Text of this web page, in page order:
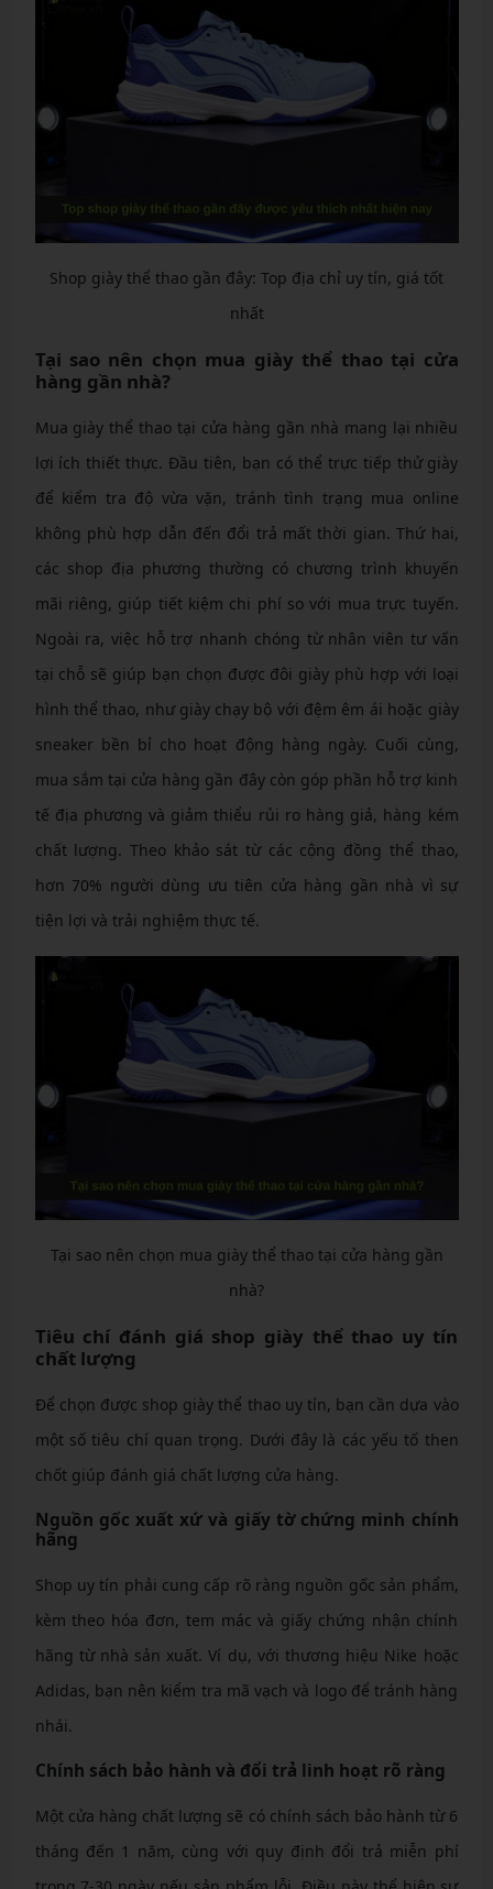
Shop giày thể thao gần đây: Top địa chỉ uy tín, giá tốt
nhất
Tại sao nên chọn mua giày thể thao tại cửa
hàng gần nhà?
Mua giày thể thao tại cửa hàng gần nhà mang lại nhiều
lợi ích thiết thực. Đầu tiên, bạn có thể trực tiếp thử giày
để kiểm tra độ vừa vặn, tránh tình trạng mua online
không phù hợp dẫn đến đổi trả mất thời gian. Thứ hai,
các shop địa phương thường có chương trình khuyến
mãi riêng, giúp tiết kiệm chi phí so với mua trực tuyến.
Ngoài ra, việc hỗ trợ nhanh chóng từ nhân viên tư vấn
tại chỗ sẽ giúp bạn chọn được đôi giày phù hợp với loại
hình thể thao, như giày chạy bộ với đệm êm ái hoặc giày
sneaker bền bỉ cho hoạt động hàng ngày. Cuối cùng,
mua sắm tại cửa hàng gần đây còn góp phần hỗ trợ kinh
tế địa phương và giảm thiểu rủi ro hàng giả, hàng kém
chất lượng. Theo khảo sát từ các cộng đồng thể thao,
hơn 70% người dùng ưu tiên cửa hàng gần nhà vì sự
tiện lợi và trải nghiệm thực tế.
Tại sao nên chọn mua giày thể thao tại cửa hàng gần
nhà?
Tiêu chí đánh giá shop giày thể thao uy tín
chất lượng
Để chọn được shop giày thể thao uy tín, bạn cần dựa vào
một số tiêu chí quan trọng. Dưới đây là các yếu tố then
chốt giúp đánh giá chất lượng cửa hàng.
Nguồn gốc xuất xứ và giấy tờ chứng minh chính
hãng
Shop uy tín phải cung cấp rõ ràng nguồn gốc sản phẩm,
kèm theo hóa đơn, tem mác và giấy chứng nhận chính
hãng từ nhà sản xuất. Ví dụ, với thương hiệu Nike hoặc
Adidas, bạn nên kiểm tra mã vạch và logo để tránh hàng
nhái.
Chính sách bảo hành và đổi trả linh hoạt rõ ràng
Một cửa hàng chất lượng sẽ có chính sách bảo hành từ 6
tháng đến 1 năm, cùng với quy định đổi trả miễn phí